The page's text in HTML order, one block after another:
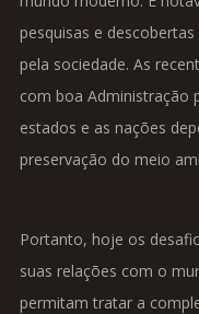
pesquisas e
pela sociedade. As
com boa Administração
estados e as nações
preservação do meio
Portanto, hoje os
suas relações com o
permitam tratar a